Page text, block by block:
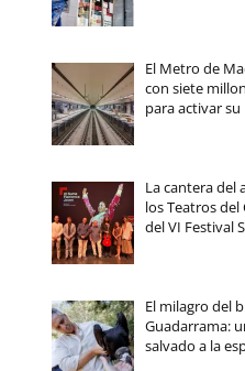
El Metro de
con siete
para activar
La cantera del
los Teatros del
del VI Festival
El milagro del
Guadarrama:
salvado a la